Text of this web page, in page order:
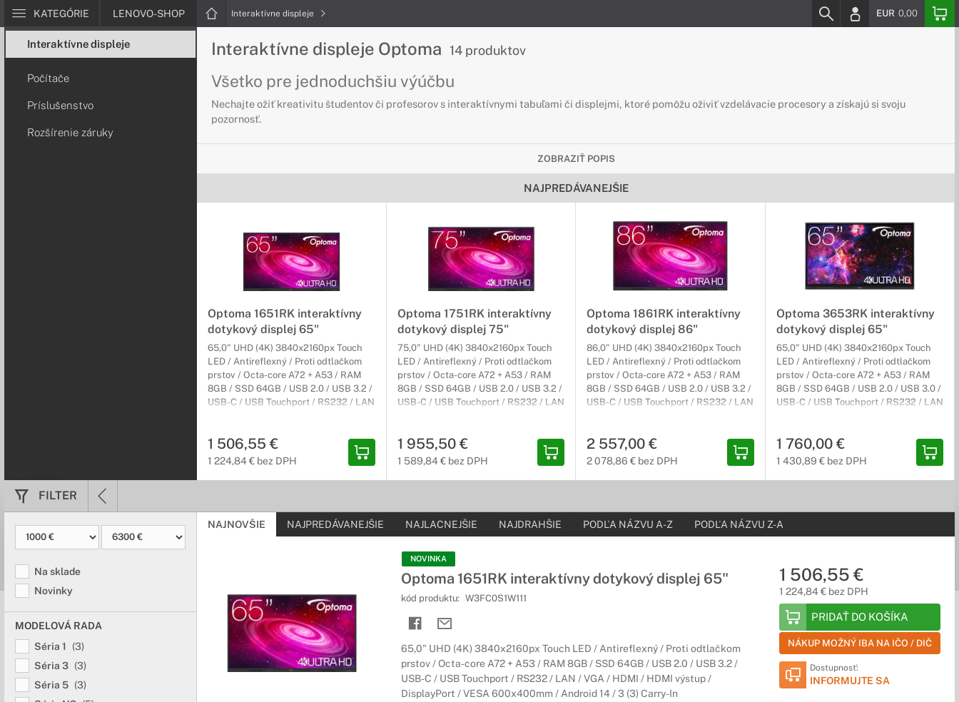
KATEGÓRIE LENOVO-SHOP Interaktívne displeje EUR 0,00
Interaktívne displeje
Počítače
Príslušenstvo
Rozšírenie záruky
Interaktívne displeje Optoma 14 produktov
Všetko pre jednoduchšiu výúčbu
Nechajte ožiť kreativitu študentov či profesorov s interaktívnymi tabuľami či displejmi, ktoré pomôžu oživiť vzdelávacie procesory a získajú si svoju
pozornosť.
Všetko, čo potrebujete k vášmu interaktívnemu displeju
Rozšírte použitie vašej interaktívnej tabule či displeja. So správnym príslušenstvom využijete svoje zariadenie na maximum a navyše skvelé doplnky
Počítače k displejom Optoma
Vylepšite možnosti vášho interaktívneho displeja
Optoma OPS je dokonalou odpoveďou na vaše rastúce požiadavky na výpočtový výkon. Tento ľahký zásuvný počítač je ideálne na to, aby ste z
interaktívneho plochého displeja Optoma Creative Touch vyťažili maximum.
Tabule k displejom Optoma
Optimálne riešenie k práci s interaktívnym displejom
Moderné magnetické tabule s vysoko odolným keramickým povrchom najvyššej kvality majú povrch upravený pre popis kriedou alebo fixkou. Pylónové
Rozšírenie záruky pre displeje Optoma
Rozšírenia záruky vám garantujú tú najlepšiu ochranu pre vaše interaktívne displeje, a zároveň šetria aj vašu peňaženku. V prípade servisnej udalosti bude
o vaše zariadenie skvelo postarané profesionálnymi technikmi.
ZOBRAZIŤ POPIS
NAJPREDÁVANEJŠIE
Optoma 1651RK interaktívny
dotykový displej 65"
65,0" UHD (4K) 3840x2160px Touch
LED / Antireflexný / Proti odtlačkom
prstov / Octa-core A72 + A53 / RAM
8GB / SSD 64GB / USB 2.0 / USB 3.2 /
USB-C / USB Touchport / RS232 / LAN
Android 14 / 3 (3) Carry-In
1 506,55 €
1 224,84 € bez DPH
Optoma 1751RK interaktívny
dotykový displej 75"
75,0" UHD (4K) 3840x2160px Touch
LED / Antireflexný / Proti odtlačkom
prstov / Octa-core A72 + A53 / RAM
8GB / SSD 64GB / USB 2.0 / USB 3.2 /
USB-C / USB Touchport / RS232 / LAN
Android 14 / 3 (3) Carry-In
1 955,50 €
1 589,84 € bez DPH
Optoma 1861RK interaktívny
dotykový displej 86"
86,0" UHD (4K) 3840x2160px Touch
LED / Antireflexný / Proti odtlačkom
prstov / Octa-core A72 + A53 / RAM
8GB / SSD 64GB / USB 2.0 / USB 3.2 /
USB-C / USB Touchport / RS232 / LAN
Android 14 / 3 (3) Carry-In
2 557,00 €
2 078,86 € bez DPH
Optoma 3653RK interaktívny
dotykový displej 65"
65,0" UHD (4K) 3840x2160px Touch
LED / Antireflexný / Proti odtlačkom
prstov / Octa-core A72 + A53 / RAM
8GB / SSD 64GB / USB 2.0 / USB 3.0 /
USB-C / USB Touchport / RS232 / LAN
Android 14 / 3 (3) Carry-In
1 760,00 €
1 430,89 € bez DPH
FILTER
Na sklade
Novinky
MODELOVÁ RADA
Séria 1
(3)
Séria 3 (3)
Séria 5 (3)
NAJNOVŠIE NAJPREDÁVANEJŠIE NAJLACNEJŠIE NAJDRAHŠIE PODĽA NÁZVU A-Z PODĽA NÁZVU Z-A
NOVINKA
Optoma 1651RK interaktívny dotykový displej 65"
kód produktu: W3FC0S1W111
65,0" UHD (4K) 3840x2160px Touch LED / Antireflexný / Proti odtlačkom
prstov / Octa-core A72 + A53 / RAM 8GB / SSD 64GB / USB 2.0 / USB 3.2 /
USB-C / USB Touchport / RS232 / LAN / VGA / HDMI / HDMI výstup /
DisplayPort / VESA 600x400mm / Android 14 / 3 (3) Carry-In
1 506,55 €
1 224,84 € bez DPH
PRIDAŤ DO KOŠÍKA
NÁKUP MOŽNÝ IBA NA IČO / DIČ
Dostupnosť:
INFORMUJTE SA